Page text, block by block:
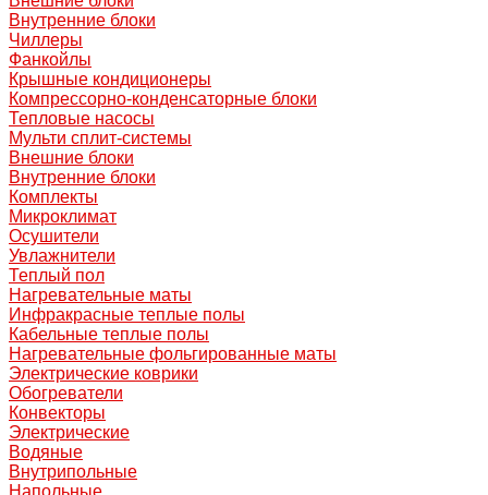
Внутренние блоки
Чиллеры
Фанкойлы
Крышные кондиционеры
Компрессорно-конденсаторные блоки
Тепловые насосы
Мульти сплит-системы
Внешние блоки
Внутренние блоки
Комплекты
Микроклимат
Осушители
Увлажнители
Теплый пол
Нагревательные маты
Инфракрасные теплые полы
Кабельные теплые полы
Нагревательные фольгированные маты
Электрические коврики
Обогреватели
Конвекторы
Электрические
Водяные
Внутрипольные
Напольные